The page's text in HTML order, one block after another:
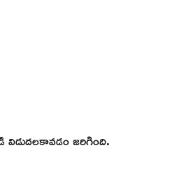
విడుదలకావడం జరిగింది.